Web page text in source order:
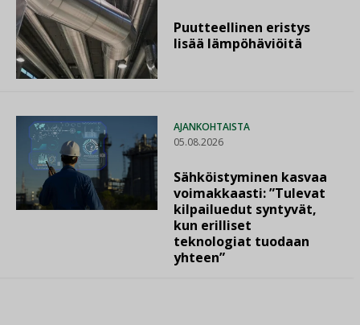
Puutteellinen eristys
lisää lämpöhäviöitä
AJANKOHTAISTA
05.08.2026
Sähköistyminen kasvaa
voimakkaasti: ”Tulevat
kilpailuedut syntyvät,
kun erilliset
teknologiat tuodaan
yhteen”